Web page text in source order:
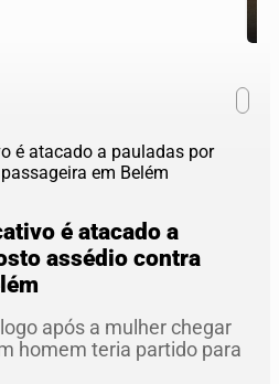
é atacado a
assédio contra
após a mulher chegar
homem teria partido para